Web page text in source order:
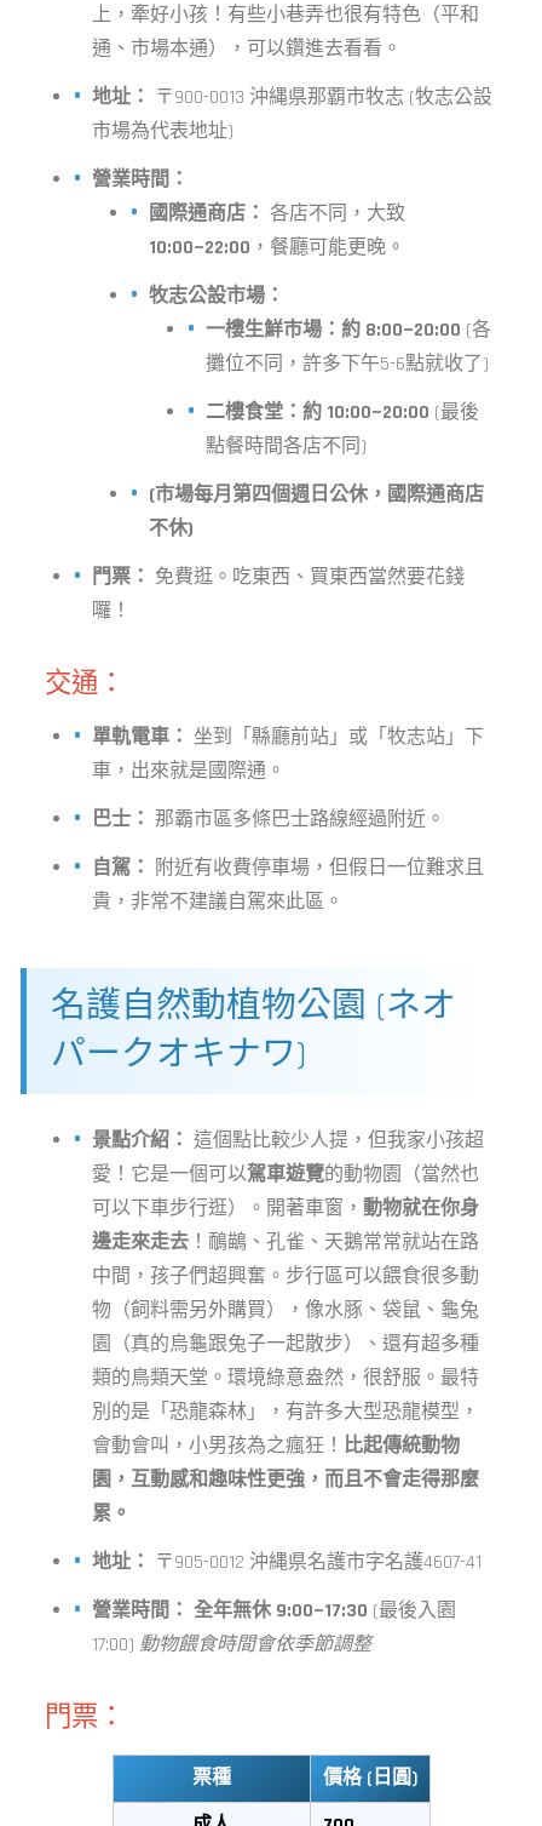
上，牽好小孩！有些小巷弄也很有特色（平和
通、市場本通），可以鑽進去看看。
地址： 〒900-0013 沖縄県那覇市牧志 (牧志公設
市場為代表地址)
營業時間：
國際通商店： 各店不同，大致
10:00~22:00 ，餐廳可能更晚。
牧志公設市場：
一樓生鮮市場：約 8:00~20:00 (各
攤位不同，許多下午5-6點就收了)
二樓食堂：約 10:00~20:00 (最後
點餐時間各店不同)
(市場每月第四個週日公休，國際通商店
不休)
門票： 免費逛。吃東西、買東西當然要花錢
囉！
交通：
單軌電車： 坐到「縣廳前站」或「牧志站」下
車，出來就是國際通。
巴士： 那霸市區多條巴士路線經過附近。
自駕：
附近有收費停車場，但假日一位難求且
貴，非常不建議自駕來此區。
名護自然動植物公園 (ネオ
パークオキナワ)
景點介紹： 這個點比較少人提，但我家小孩超
愛！它是一個可以駕車遊覽的動物園（當然也
可以下車步行逛）。開著車窗，動物就在你身
邊走來走去 ！鴯鶓、孔雀、天鵝常常就站在路
中間，孩子們超興奮。步行區可以餵食很多動
物（飼料需另外購買），像水豚、袋鼠、龜兔
園（真的烏龜跟兔子一起散步）、還有超多種
類的鳥類天堂。環境綠意盎然，很舒服。最特
別的是「恐龍森林」，有許多大型恐龍模型，
會動會叫，小男孩為之瘋狂！ 比起傳統動物
園，互動感和趣味性更強，而且不會走得那麼
累。
地址： 〒905-0012 沖縄県名護市字名護4607-41
營業時間： 全年無休 9:00~17:30 (最後入園
17:00)動物餵食時間會依季節調整
門票：
票種
價格 (日圓)